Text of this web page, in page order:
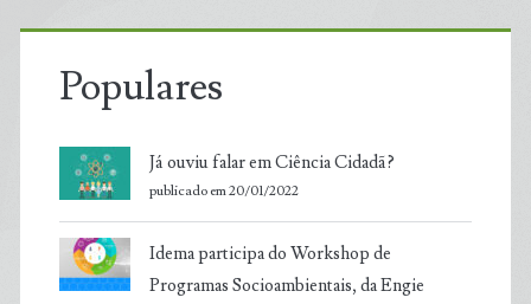
Populares
Já ouviu falar em Ciência Cidadã?
publicado em 20/01/2022
Idema participa do Workshop de
Programas Socioambientais, da Engie